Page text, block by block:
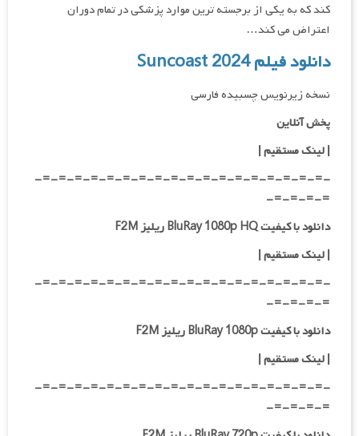
کند که به یکی از برجسته ترین موارد پزشکی در تمام دوران
اعتراض می کند…
دانلود فیلم Suncoast 2024
نسخه زیرنویس چسبیده فارسی
پخش آنلاین
| لینک مستقیم|
-=-=-=-=-=-=-=-=-=-=-=-=-=-=-=-=-=-=-
=-=-=-=-
دانلود با کیفیت BluRay 1080p HQ ریلیز F2M
|لینک مستقیم|
-=-=-=-=-=-=-=-=-=-=-=-=-=-=-=-=-=-=-
=-=-=-=-
دانلود با کیفیت BluRay 1080p ریلیز F2M
|لینک مستقیم|
-=-=-=-=-=-=-=-=-=-=-=-=-=-=-=-=-=-=-
=-=-=-=-